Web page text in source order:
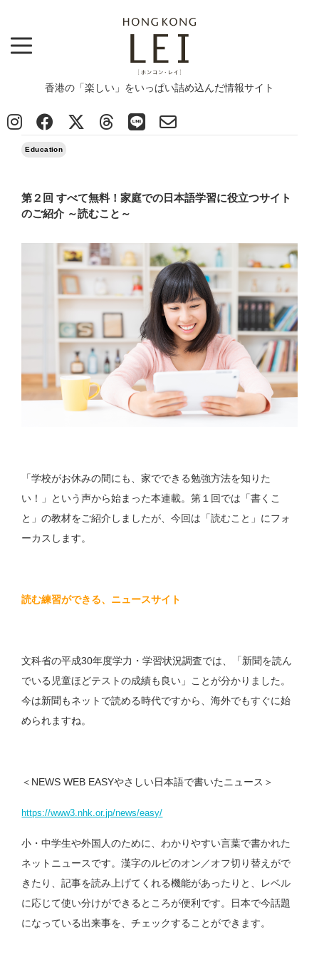
香港の「楽しい」をいっぱい詰め込んだ情報サイト
Column > Education
>
2020/03/07
Education
第２回 すべて無料！家庭での日本語学習に役立つサイト
のご紹介 ～読むこと～
「学校がお休みの間にも、家でできる勉強方法を知りた
い！」という声から始まった本連載。第１回では「書くこ
と」の教材をご紹介しましたが、今回は「読むこと」にフォ
ーカスします。
読む練習ができる、ニュースサイト
文科省の平成30年度学力・学習状況調査では、「新聞を読ん
でいる児童ほどテストの成績も良い」ことが分かりました。
今は新聞もネットで読める時代ですから、海外でもすぐに始
められますね。
＜NEWS WEB EASYやさしい日本語で書いたニュース＞
https://www3.nhk.or.jp/news/easy/
小・中学生や外国人のために、わかりやすい言葉で書かれた
ネットニュースです。漢字のルビのオン／オフ切り替えがで
きたり、記事を読み上げてくれる機能があったりと、レベル
に応じて使い分けができるところが便利です。日本で今話題
になっている出来事を、チェックすることができます。